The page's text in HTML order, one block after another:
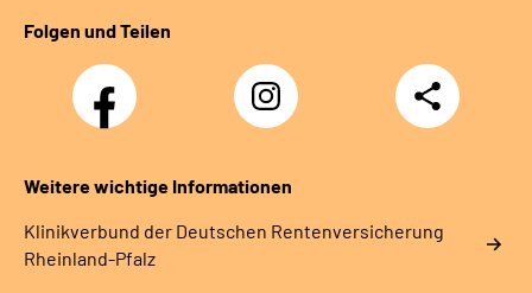
Folgen und Teilen
Facebook
Instagram
DRV
Nachwuchskräfte
Teilen
Weitere wichtige Informationen
Klinikverbund der Deutschen Rentenversicherung
Rheinland-Pfalz